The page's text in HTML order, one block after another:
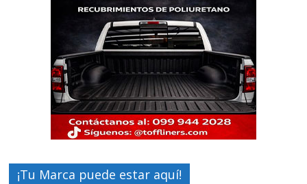
¡Tu Marca puede estar aquí!